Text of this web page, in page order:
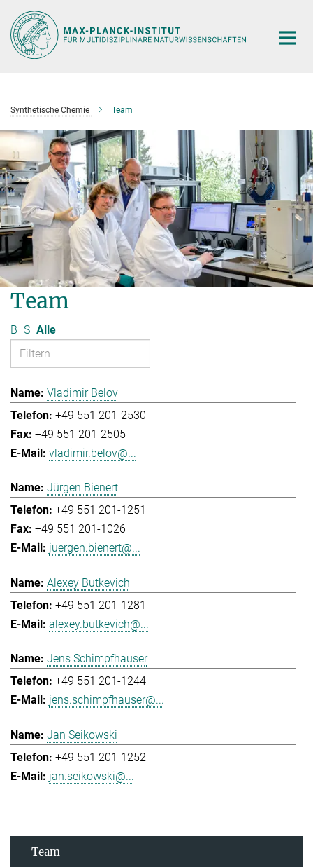
Hauptinhalt
Synthetische Chemie Team
Team
B S Alle
Vladimir Belov
+49 551 201-2530
+49 551 201-2505
vladimir.belov@...
Jürgen Bienert
+49 551 201-1251
+49 551 201-1026
juergen.bienert@...
Alexey Butkevich
+49 551 201-1281
alexey.butkevich@...
Jens Schimpfhauser
+49 551 201-1244
jens.schimpfhauser@...
Jan Seikowski
+49 551 201-1252
jan.seikowski@...
Team